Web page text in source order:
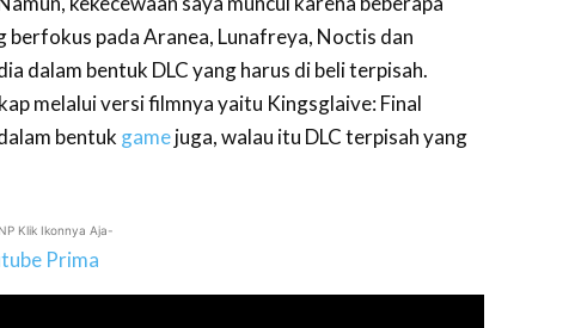
pada Aranea, Lunafreya, Noctis dan
dalam bentuk DLC yang harus di beli terpisah.
melalui versi filmnya yaitu Kingsglaive: Final
bentuk gamejuga, walau itu DLC terpisah yang
Klik Ikonnya Aja-